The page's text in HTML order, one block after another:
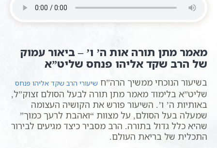
מאמר מתן תורה אות ה’ ו’ – ביאור עמוק
של הרב שקד אליהו פנחס שליט”א
בשיעור הנוכחי ממשיך הרה”ח שיעורי הרב שקד אליהו פנחס
שליט”א בלימוד מאמר מתן תורה לבעל הסולם זצוק”ל,
באותיות ה’ ו’. השיעור פורש את הקושיה העצומה
שמעלה בעל הסולם, על מצוות “ואהבת לרעך כמוך”
שהיא כלל גדול בתורה. הרב מסביר כיצד מגיעים לבירור
התכלית של בריאת העולם.